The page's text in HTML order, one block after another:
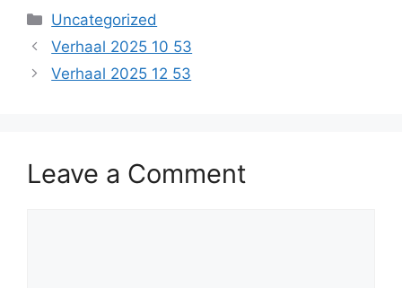
Categories
Uncategorized
Verhaal 2025 10 53
Verhaal 2025 12 53
Leave a Comment